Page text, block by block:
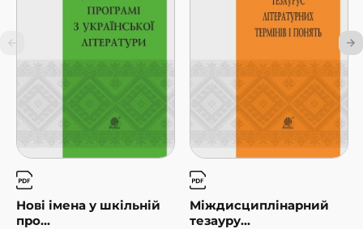
Нові імена у шкільній
про...
Міждисциплінарний
тезауру...